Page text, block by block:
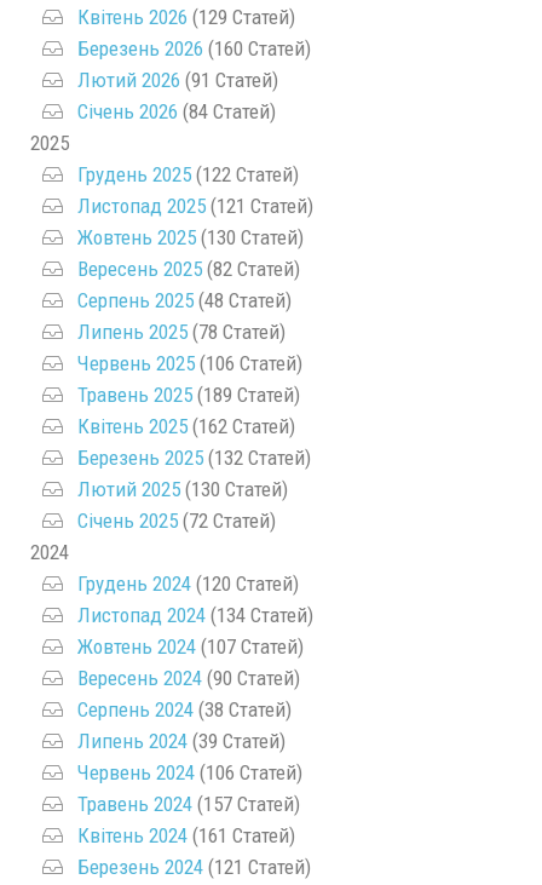
Квітень 2026 (129 Статей)
Березень 2026 (160 Статей)
Лютий 2026 (91 Статей)
Січень 2026 (84 Статей)
2025
Грудень 2025 (122 Статей)
Листопад 2025 (121 Статей)
Жовтень 2025 (130 Статей)
Вересень 2025 (82 Статей)
Серпень 2025 (48 Статей)
Липень 2025 (78 Статей)
Червень 2025 (106 Статей)
Травень 2025 (189 Статей)
Квітень 2025 (162 Статей)
Березень 2025 (132 Статей)
Лютий 2025 (130 Статей)
Січень 2025 (72 Статей)
2024
Грудень 2024 (120 Статей)
Листопад 2024 (134 Статей)
Жовтень 2024 (107 Статей)
Вересень 2024 (90 Статей)
Серпень 2024 (38 Статей)
Липень 2024 (39 Статей)
Червень 2024 (106 Статей)
Травень 2024 (157 Статей)
Квітень 2024 (161 Статей)
Березень 2024 (121 Статей)